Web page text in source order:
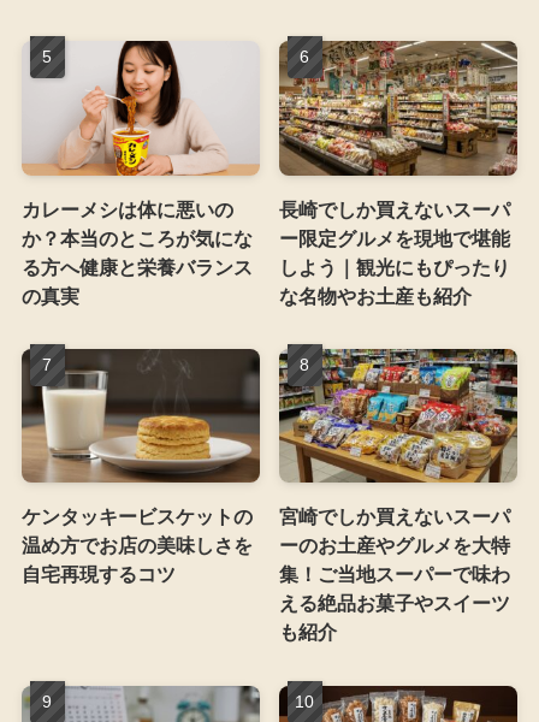
カレーメシは体に悪いの
か？本当のところが気にな
る方へ健康と栄養バランス
の真実
長崎でしか買えないスーパ
ー限定グルメを現地で堪能
しよう｜観光にもぴったり
な名物やお土産も紹介
ケンタッキービスケットの
温め方でお店の美味しさを
自宅再現するコツ
宮崎でしか買えないスーパ
ーのお土産やグルメを大特
集！ご当地スーパーで味わ
える絶品お菓子やスイーツ
も紹介